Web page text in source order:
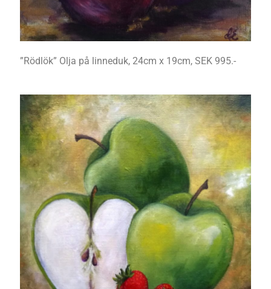
”Rödlök” Olja på linneduk, 24cm x 19cm, SEK 995.-